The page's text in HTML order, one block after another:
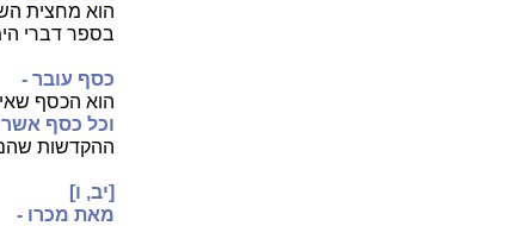
הוא מחצית
בספר דברי
כסף עובר -
הוא הכסף
וכל כסף
ההקדשות
[יב, ו]
מאת מכרו -